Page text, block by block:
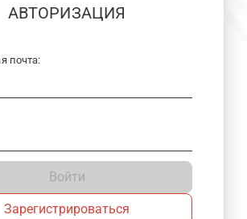
АВТОРИЗАЦИЯ
почта:
Войти
Зарегистрироваться